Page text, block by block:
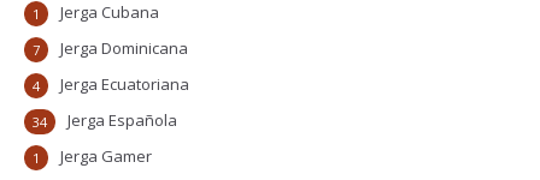
Jerga Cubana
1
Jerga Dominicana
7
Jerga Ecuatoriana
4
Jerga Española
34
Jerga Gamer
1